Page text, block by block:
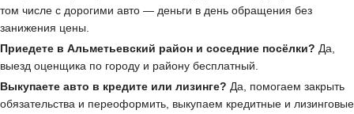
том числе с дорогими авто — деньги в день обращения без
занижения цены.
Приедете в Альметьевский район и соседние посёлки? Да,
выезд оценщика по городу и району бесплатный.
Выкупаете авто в кредите или лизинге? Да, помогаем закрыть
обязательства и переоформить, выкупаем кредитные и лизинговые